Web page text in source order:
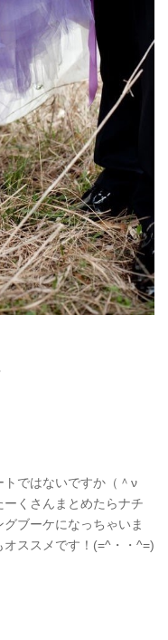
ではないですか（＾ν
くさんまとめたらナチ
ブーケになっちゃいま
ススメです！(=^・・^=)